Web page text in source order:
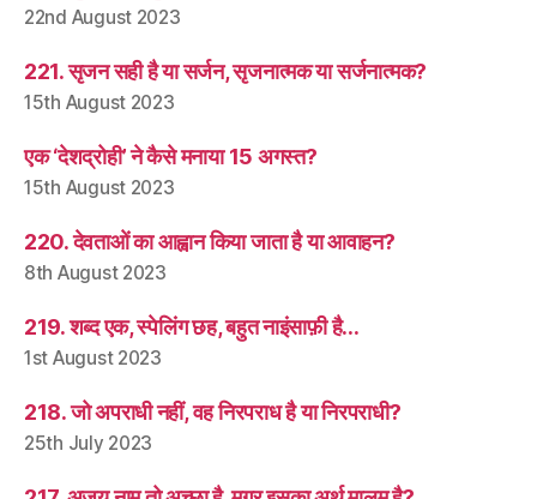
22nd August 2023
221. सृजन सही है या सर्जन, सृजनात्मक या सर्जनात्मक?
15th August 2023
एक ‘देशद्रोही’ ने कैसे मनाया 15 अगस्त?
15th August 2023
220. देवताओं का आह्वान किया जाता है या आवाहन?
8th August 2023
219. शब्द एक, स्पेलिंग छह, बहुत नाइंसाफ़ी है…
1st August 2023
218. जो अपराधी नहीं, वह निरपराध है या निरपराधी?
25th July 2023